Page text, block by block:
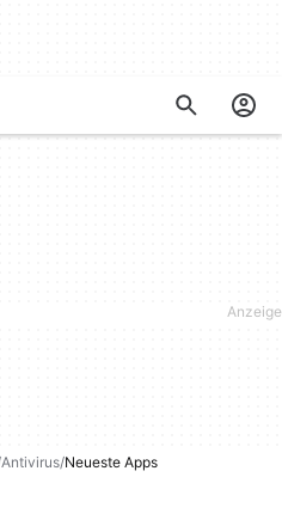
Antivirus Neueste Apps